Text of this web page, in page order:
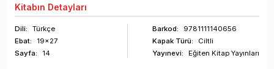
Kitabın Detayları
Dili:
Türkçe
Ebat:
19x27
Sayfa: 14
Barkod:
9781111140656
Kapak Türü:
Ciltli
Yayınevi:
Eğiten Kitap Yayınları